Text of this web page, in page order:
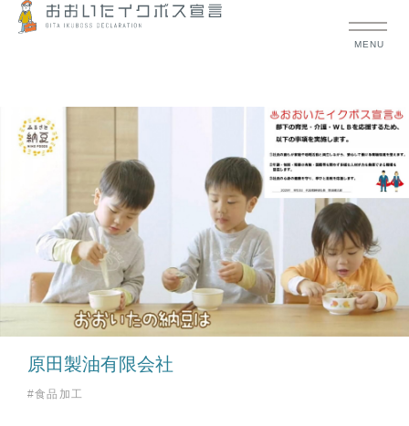
MENU
原田製油有限会社
#食品加工